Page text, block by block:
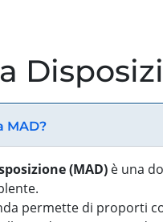
MAD?
(MAD) è una
permette di proporti